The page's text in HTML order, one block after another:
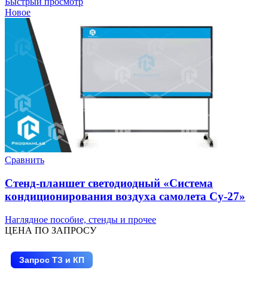
Новое
Сравнить
Стенд-планшет светодиодный «Система
кондиционирования воздуха самолета Су-27»
Наглядное пособие, стенды и прочее
ЦЕНА ПО ЗАПРОСУ
Запрос ТЗ и КП